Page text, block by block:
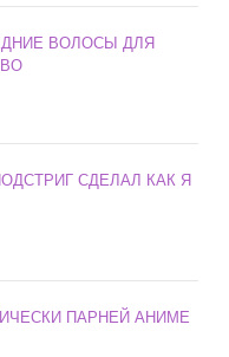
ВОЛОСЫ ДЛЯ
СДЕЛАЛ КАК Я
ПАРНЕЙ АНИМЕ